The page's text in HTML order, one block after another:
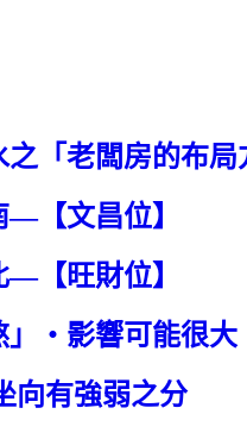
「老闆房的布局
【文昌位】
【旺財位】
」‧影響可能很大
向有強弱之分